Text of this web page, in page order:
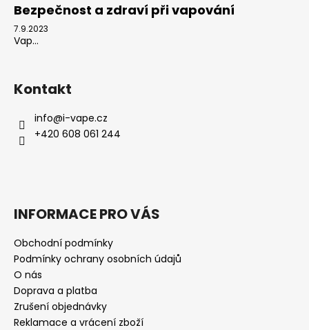
Bezpečnost a zdraví při vapování
7.9.2023
Vap...
Kontakt
info@i-vape.cz
+420 608 061 244
INFORMACE PRO VÁS
Obchodní podmínky
Podmínky ochrany osobních údajů
O nás
Doprava a platba
Zrušení objednávky
Reklamace a vrácení zboží